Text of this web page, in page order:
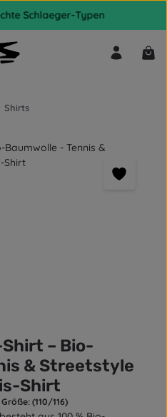
Schlaeger-Typen
Shirts
– Bio-
& Streetstyle
Shirt
(110/116)